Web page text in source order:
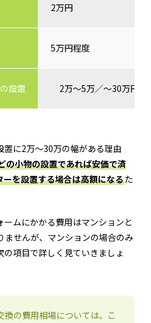
2万円
5万円程度
設置 2万～5万／～30万円
置に2万～30万の幅がある理由
の小物の設置であれば安価で済
を設置する場合は高額になるた
ームにかかる費用はマンションと
ませんが、マンションの場合のみ
項目で詳しく見ていきましょ
換の費用相場については、こ